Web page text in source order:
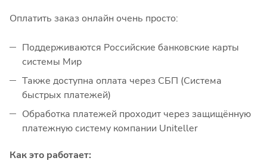
Оплатить заказ онлайн очень просто:
Поддерживаются Российские банковские карты
системы Мир
Также доступна оплата через СБП (Система
быстрых платежей)
Обработка платежей проходит через защищённую
платежную систему компании Uniteller
Как это работает: